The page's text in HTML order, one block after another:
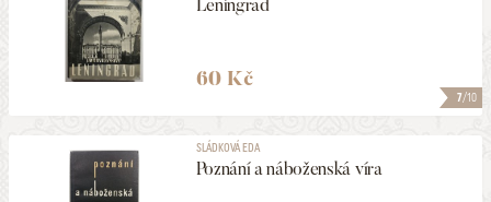
7/10
Leningrad
60 Kč
SLÁDKOVÁ EDA
Poznání a náboženská víra